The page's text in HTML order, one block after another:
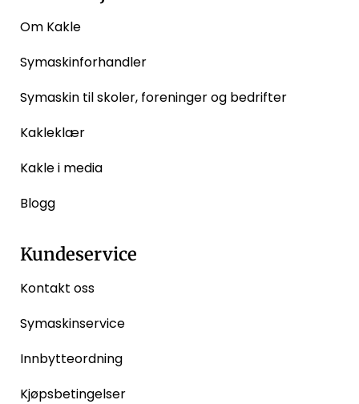
Om Kakle
Symaskinforhandler
Symaskin til skoler, foreninger og bedrifter
Kakleklær
Kakle i media
Blogg
Kundeservice
Kontakt oss
Symaskinservice
Innbytteordning
Kjøpsbetingelser